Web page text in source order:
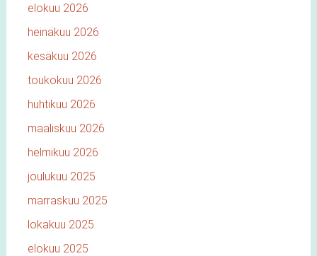
elokuu 2026
heinäkuu 2026
kesäkuu 2026
toukokuu 2026
huhtikuu 2026
maaliskuu 2026
helmikuu 2026
joulukuu 2025
marraskuu 2025
lokakuu 2025
elokuu 2025